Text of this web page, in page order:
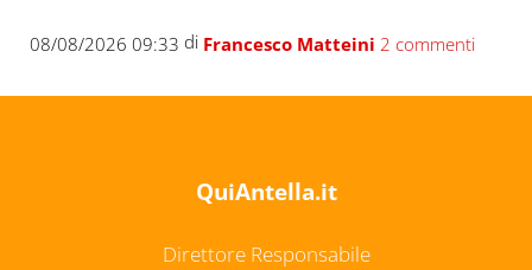
08/08/2026 09:33 di Francesco Matteini 2 commenti
QuiAntella.it
Direttore Responsabile